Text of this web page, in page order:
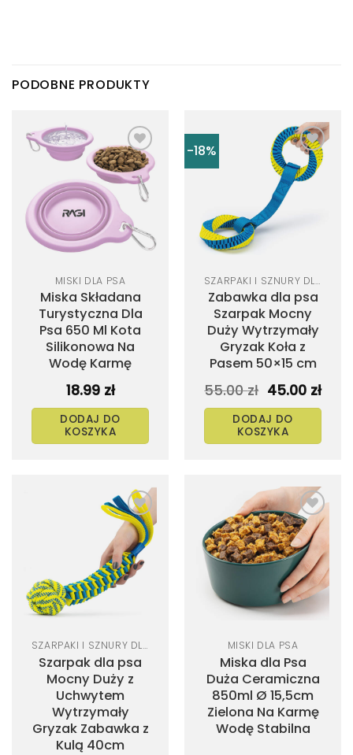
PODOBNE PRODUKTY
MISKI DLA PSA
Miska Składana
Turystyczna Dla
Psa 650 Ml Kota
Silikonowa Na
Wodę Karmę
18.99 zł
DODAJ DO
KOSZYKA
-18%
SZARPAKI I SZNURY DLA PSA
Zabawka dla psa
Szarpak Mocny
Duży Wytrzymały
Gryzak Koła z
Pasem 50×15 cm
55.00zł Pierwotna
wynosiła:
55.00 zł.
45.00 zł
DODAJ DO
KOSZYKA
SZARPAKI I SZNURY DLA PSA
Szarpak dla psa
Mocny Duży z
Uchwytem
Wytrzymały
Gryzak Zabawka z
Kulą 40cm
MISKI DLA PSA
Miska dla Psa
Duża Ceramiczna
850ml Ø 15,5cm
Zielona Na Karmę
Wodę Stabilna